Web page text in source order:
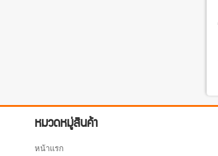
หมวดหมู่สินค้า
หน้าแรก